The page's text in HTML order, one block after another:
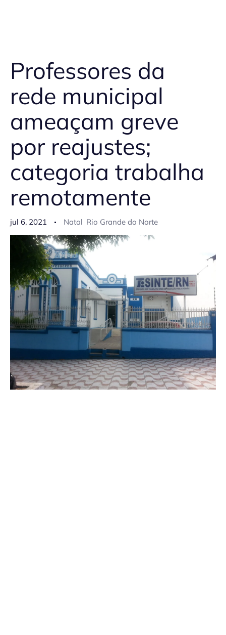
Professores da
rede municipal
ameaçam greve
por reajustes;
categoria trabalha
remotamente
jul 6, 2021 Natal Rio Grande do Norte